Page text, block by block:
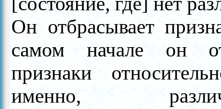
Он отбрасывает
самом начале он
признаки
именно,